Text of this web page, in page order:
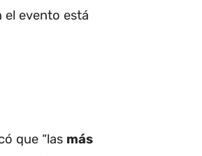
el evento está
que “las más